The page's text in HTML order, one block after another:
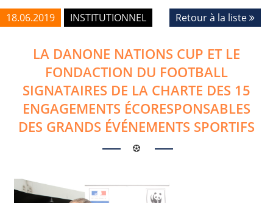
18.06.2019 INSTITUTIONNEL Retour à la liste
LA DANONE NATIONS CUP ET LE
FONDACTION DU FOOTBALL
SIGNATAIRES DE LA CHARTE DES 15
ENGAGEMENTS ÉCORESPONSABLES
DES GRANDS ÉVÉNEMENTS SPORTIFS